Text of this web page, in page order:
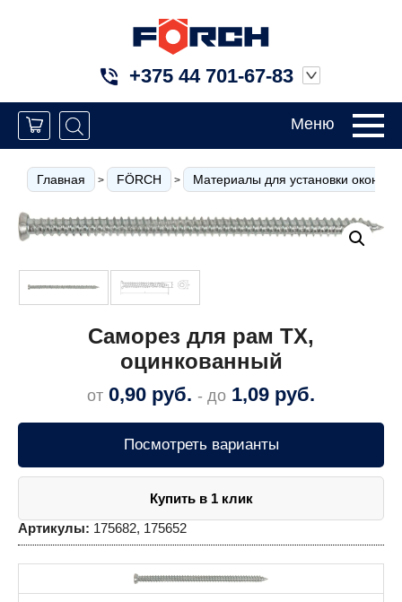
+375 44 701-67-83
Меню
Главная > FÖRCH > Материалы для установки окон
Саморез для рам TX,
оцинкованный
от 0,90 руб. - до 1,09 руб.
Посмотреть варианты
Купить в 1 клик
Артикулы: 175682, 175652